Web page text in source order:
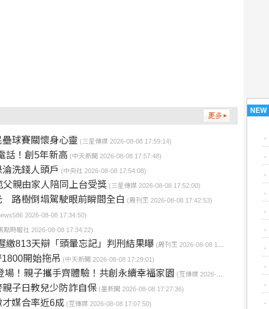
NEW
球賽關懷身心靈 (三星傳媒 2026-08-08 17:59:14)
話！創5年新高 (中天新聞 2026-08-08 17:57:48)
洗錢人頭戶 (中央社 2026-08-08 17:54:08)
親由家人陪同上台受獎 (三星傳媒 2026-08-08 17:52:00)
路樹倒塌駕駛眼前瞬間全白 (周刊王 2026-08-08 17:42:53)
2026-08-08 17:34:50)
點時報社 2026-08-08 17:34:22)
813天辯「頭暈忘記」判刑結果曝 (周刊王 2026-08-08 17:32:55)
開始拖吊 (中天新聞 2026-08-08 17:29:01)
！親子攜手齊體驗！共創永續幸福家園 (互傳媒 2026-08-08 17:28:10)
子日教兒少防詐自保 (墨新聞 2026-08-08 17:27:36)
媒合率近6成 (互傳媒 2026-08-08 17:07:50)